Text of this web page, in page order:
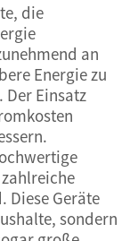
die
an
Energie zu
Einsatz
Diese Geräte
sondern